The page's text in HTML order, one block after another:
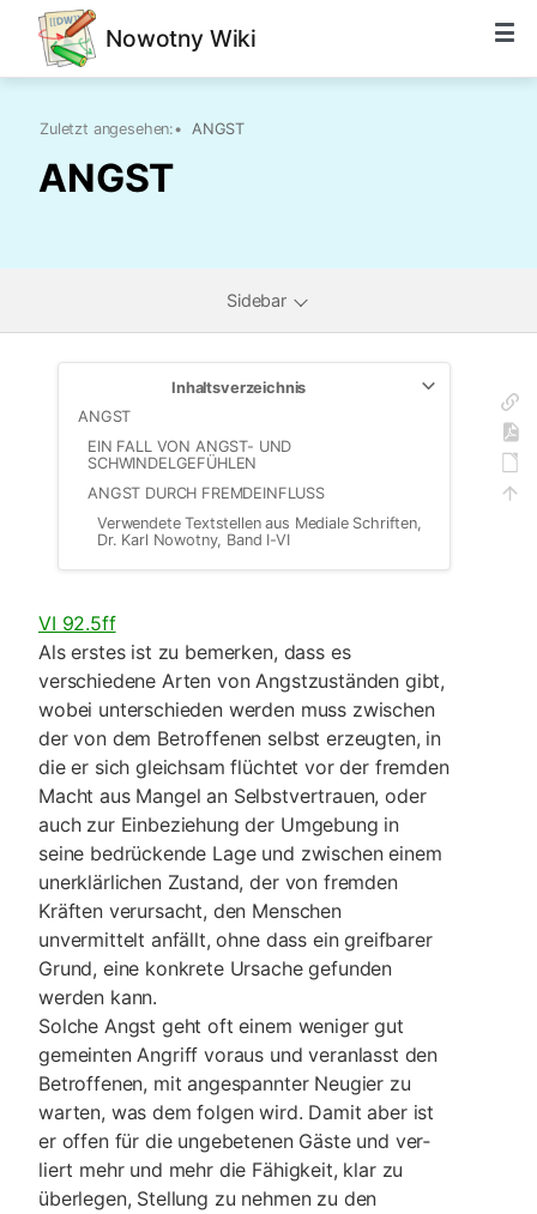
Nowotny Wiki
Zuletzt angesehen:• ANGST
ANGST
Sidebar
Inhaltsverzeichnis
ANGST
EIN FALL VON ANGST- UND
SCHWINDELGEFÜHLEN
ANGST DURCH FREMDEINFLUSS
Verwendete Textstellen aus Mediale Schriften,
Dr. Karl Nowotny, Band I-VI
VI 92.5ff
Als erstes ist zu bemerken, dass es
verschiedene Arten von Angstzuständen gibt,
wobei unterschieden werden muss zwischen
der von dem Betroffenen selbst erzeugten, in
die er sich gleichsam flüchtet vor der fremden
Macht aus Mangel an Selbstver­trauen, oder
auch zur Einbeziehung der Umgebung in
seine bedrückende Lage und zwischen einem
unerklärlichen Zustand, der von fremden
Kräften verur­sacht, den Menschen
unvermittelt anfällt, ohne dass ein greifbarer
Grund, eine konkrete Ursa­che gefunden
werden kann.
Solche Angst geht oft einem weniger gut
gemeinten An­griff voraus und veranlasst den
Betroffenen, mit an­ge­spannter Neugier zu
warten, was dem folgen wird. Damit aber ist
er offen für die ungebetenen Gäste und ver­
liert mehr und mehr die Fähig­keit, klar zu
überlegen, Stellung zu nehmen zu den